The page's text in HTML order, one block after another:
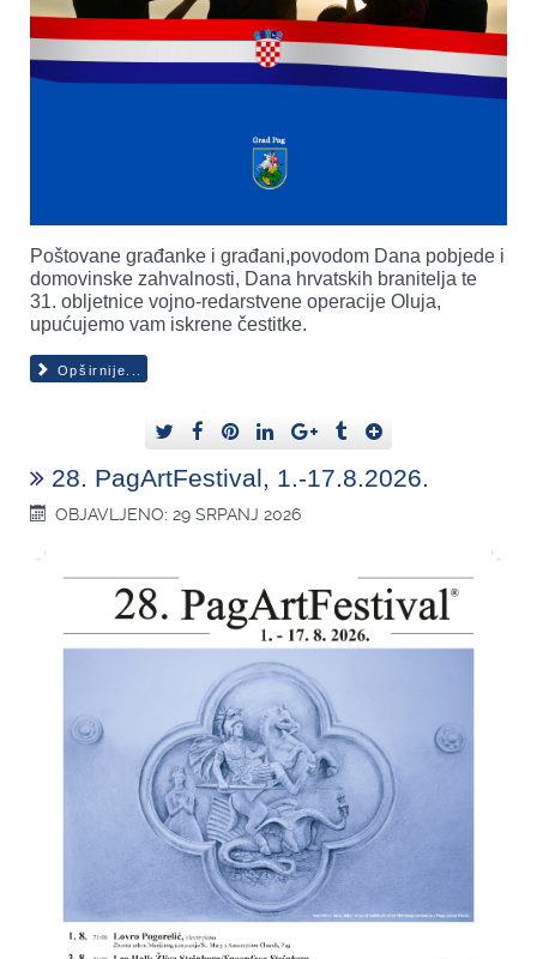
Poštovane građanke i građani,povodom Dana pobjede i
domovinske zahvalnosti, Dana hrvatskih branitelja te
31. obljetnice vojno-redarstvene operacije Oluja,
upućujemo vam iskrene čestitke.
Opširnije...
28. PagArtFestival, 1.-17.8.2026.
OBJAVLJENO: 29 SRPANJ 2026